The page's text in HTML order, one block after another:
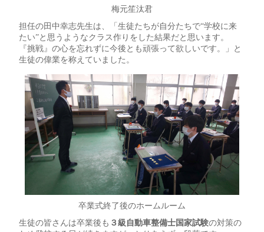
梅元笙汰君
担任の田中幸志先生は、「生徒たちが自分たちで“学校に来
たい”と思うようなクラス作りをした結果だと思います。
『挑戦』の心を忘れずに今後とも頑張って欲しいです。」と
生徒の偉業を称えていました。
卒業式終了後のホームルーム
生徒の皆さんは卒業後も ３級自動車整備士国家試験の対策の